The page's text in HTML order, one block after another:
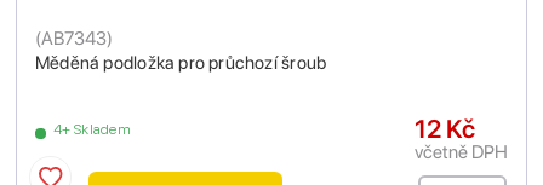
Měděná podložka pro průchozí šroub
(AB7343)
4+ Skladem 12 Kč
včetně DPH